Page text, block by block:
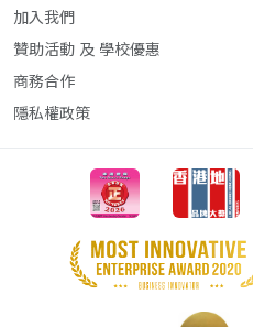
加入我們
贊助活動 及 學校優惠
商務合作
隱私權政策